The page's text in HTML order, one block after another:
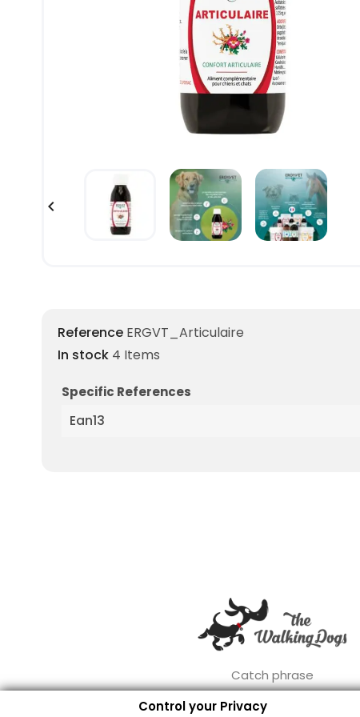

Reference ERGVT_Articulaire
In stock 4 Items
Specific References
Ean13
Catch phrase
Control your Privacy